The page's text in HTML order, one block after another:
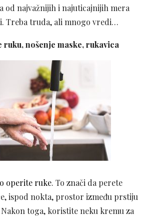
od najvažnijih i najuticajnijih mera
Treba truda, ali mnogo vredi…
ruku, nošenje maske, rukavica
operite ruke. To znači da perete
ispod nokta, prostor između prstiju
toga, koristite neku kremu za